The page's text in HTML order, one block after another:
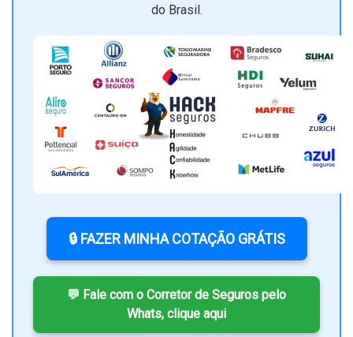
do Brasil.
🔒 FAZER MINHA COTAÇÃO GRÁTIS
💬 Fale com o Corretor de Seguros pelo
Whats, clique aqui